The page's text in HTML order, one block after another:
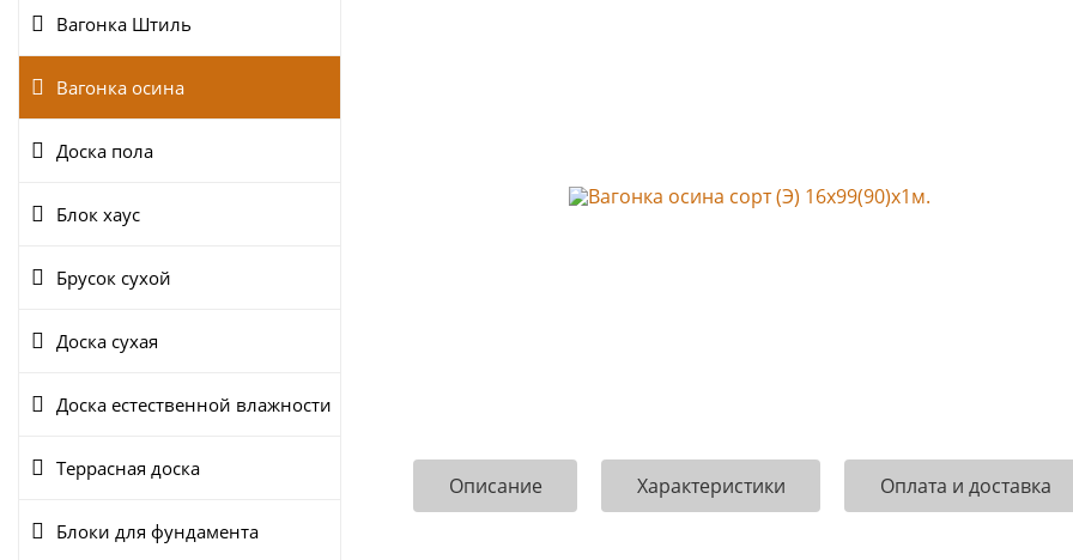
Вагонка Штиль
Вагонка осина
Доска пола
Блок хаус
Брусок сухой
Доска сухая
Доска естественной влажности
Террасная доска
Блоки для фундамента
Описание Характеристики Оплата и доставка